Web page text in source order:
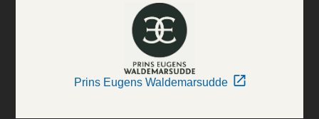
Prins Eugens Waldemarsudde